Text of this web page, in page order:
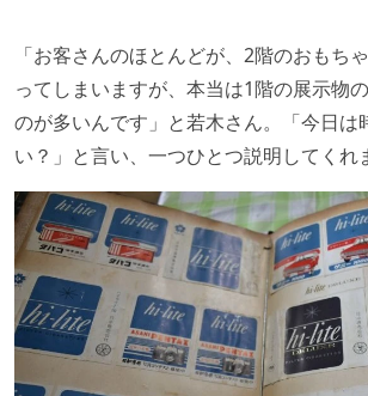
「お客さんのほとんどが、2階のおもち
ってしまいますが、本当は1階の展示物
のが多いんです」と若木さん。「今日は
い？」と言い、一つひとつ説明してくれ